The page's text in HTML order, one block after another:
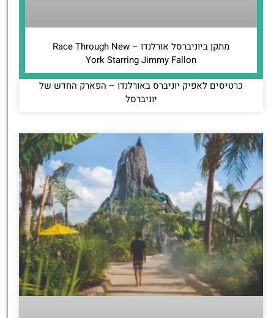
מתקן ביוניברסל אורלנדו – Race Through New
York Starring Jimmy Fallon
כרטיסים לאפיק יוניברס באורלנדו – הפארק החדש של
יוניברסל